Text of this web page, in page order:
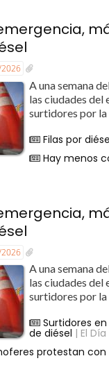
A una semana
las ciudades del
surtidores por la
Filas por
Hay menos
A una semana
las ciudades del
surtidores por la
Surtidores
de diésel | El Día
protestan